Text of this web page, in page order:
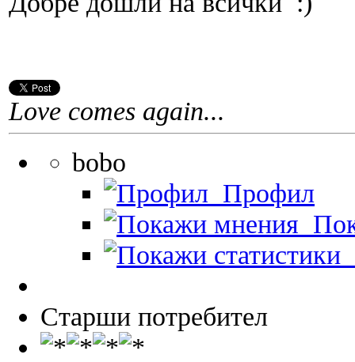
Love comes again...
bobo
Профил
Старши потребител